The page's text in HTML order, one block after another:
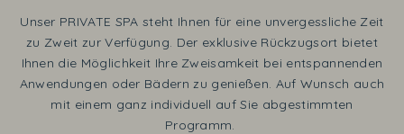
Unser PRIVATE SPA steht Ihnen für eine unvergessliche Zeit
zu Zweit zur Verfügung. Der exklusive Rückzugsort bietet
Ihnen die Möglichkeit Ihre Zweisamkeit bei entspannenden
Anwendungen oder Bädern zu genießen. Auf Wunsch auch
mit einem ganz individuell auf Sie abgestimmten
Programm.